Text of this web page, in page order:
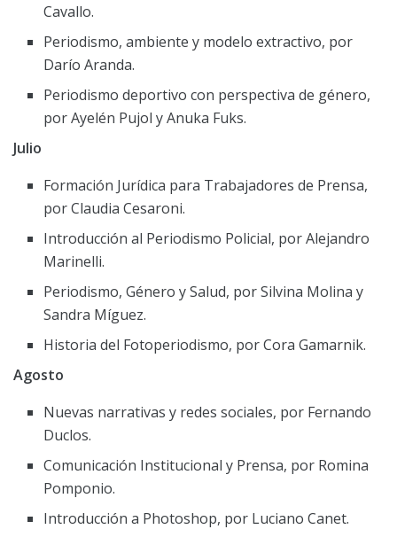
Cavallo.
Periodismo, ambiente y modelo extractivo, por
Darío Aranda.
Periodismo deportivo con perspectiva de género,
por Ayelén Pujol y Anuka Fuks.
Julio
Formación Jurídica para Trabajadores de Prensa,
por Claudia Cesaroni.
Introducción al Periodismo Policial, por Alejandro
Marinelli.
Periodismo, Género y Salud, por Silvina Molina y
Sandra Míguez.
Historia del Fotoperiodismo, por Cora Gamarnik.
Agosto
Nuevas narrativas y redes sociales, por Fernando
Duclos.
Comunicación Institucional y Prensa, por Romina
Pomponio.
Introducción a Photoshop, por Luciano Canet.